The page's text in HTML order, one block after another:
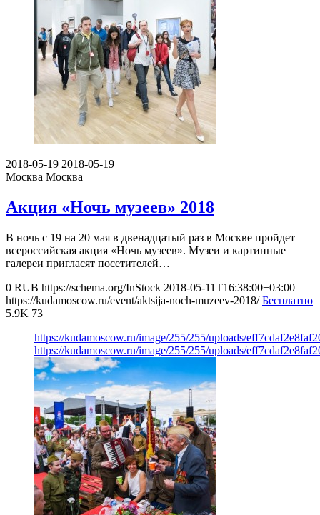
2018-05-19 2018-05-19
Москва Москва
Акция «Ночь музеев» 2018
В ночь с 19 на 20 мая в двенадцатый раз в Москве пройдет
всероссийская акция «Ночь музеев». Музеи и картинные
галереи пригласят посетителей…
0 RUB https://schema.org/InStock 2018-05-11T16:38:00+03:00
https://kudamoscow.ru/event/aktsija-noch-muzeev-2018/ Бесплатно
5.9K 73
https://kudamoscow.ru/image/255/255/uploads/
https://kudamoscow.ru/image/255/255/uploads/